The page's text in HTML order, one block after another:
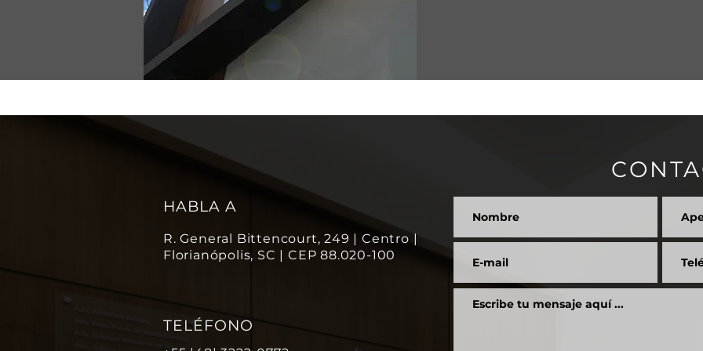
HABLA A
R. General Bittencourt, 249 | Centro |
Florianópolis, SC | CEP 88.020-100
TELÉFONO